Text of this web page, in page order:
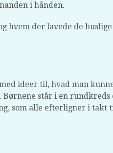
i hånden.
hvem der lavede de huslige
ideer til, hvad man
står i en rundkreds
som alle efterligner i takt